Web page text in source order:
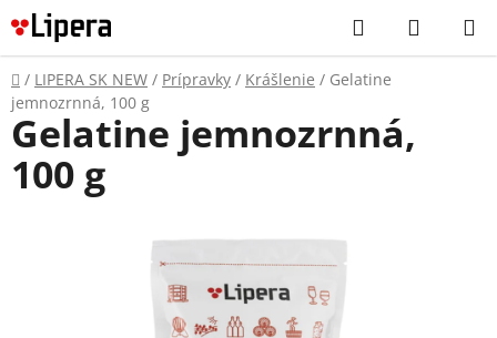
Prejsť
na
obsah
Hľadať
KOŠÍK
Domov
/ LIPERA SK NEW / Prípravky / Krášlenie / Gelatine
jemnozrnná, 100 g
Gelatine jemnozrnná,
100 g